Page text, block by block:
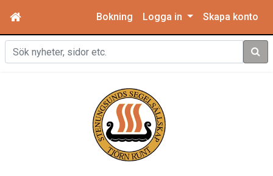
Bokning Logga in Skapa konto
Sök